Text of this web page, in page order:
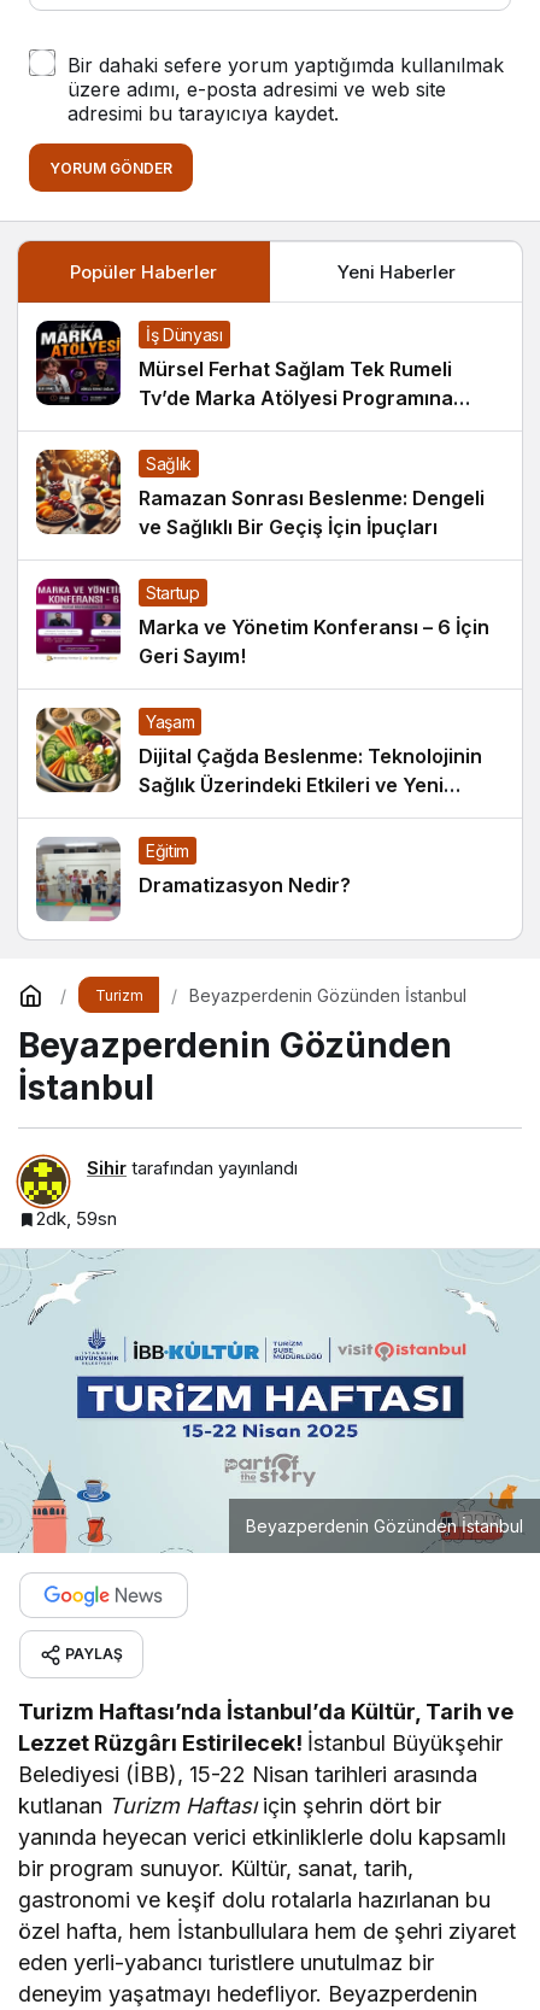
Bir dahaki sefere yorum yaptığımda kullanılmak
üzere adımı, e-posta adresimi ve web site
adresimi bu tarayıcıya kaydet.
YORUM GÖNDER
Popüler Haberler Yeni Haberler
İş Dünyası
Mürsel Ferhat Sağlam Tek Rumeli
Tv’de Marka Atölyesi Programına
Konuk Oldu
Sağlık
Ramazan Sonrası Beslenme: Dengeli
ve Sağlıklı Bir Geçiş İçin İpuçları
Startup
Marka ve Yönetim Konferansı – 6 İçin
Geri Sayım!
Yaşam
Dijital Çağda Beslenme: Teknolojinin
Sağlık Üzerindeki Etkileri ve Yeni
Alışkanlıklar
Eğitim
Dramatizasyon Nedir?
Turizm Beyazperdenin Gözünden İstanbul
Beyazperdenin Gözünden
İstanbul
Sihir tarafından yayınlandı
2dk, 59sn
Beyazperdenin Gözünden İstanbul
PAYLAŞ
Turizm Haftası’nda İstanbul’da Kültür, Tarih ve
Lezzet Rüzgârı Estirilecek! İstanbul Büyükşehir
Belediyesi (İBB), 15-22 Nisan tarihleri arasında
kutlanan Turizm Haftasıiçin şehrin dört bir
yanında heyecan verici etkinliklerle dolu kapsamlı
bir program sunuyor. Kültür, sanat, tarih,
gastronomi ve keşif dolu rotalarla hazırlanan bu
özel hafta, hem İstanbullulara hem de şehri ziyaret
eden yerli-yabancı turistlere unutulmaz bir
deneyim yaşatmayı hedefliyor. Beyazperdenin